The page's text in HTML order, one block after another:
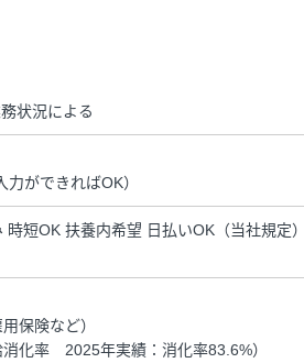
状況による
ができればOK）
短OK 扶養内希望 日払いOK（当社規定
保険など）
消化率 2025年実績：消化率83.6%）